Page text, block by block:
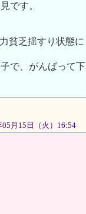
です。
貧乏揺すり状態に
で、がんばって下
05月15日（火）16:54